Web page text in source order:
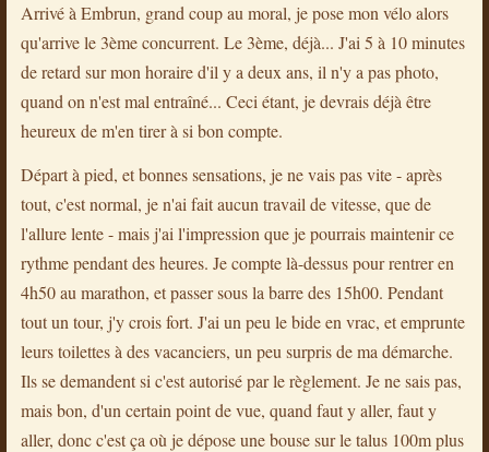
Arrivé à Embrun, grand coup au moral, je pose mon vélo alors
qu'arrive le 3ème concurrent. Le 3ème, déjà... J'ai 5 à 10 minutes
de retard sur mon horaire d'il y a deux ans, il n'y a pas photo,
quand on n'est mal entraîné... Ceci étant, je devrais déjà être
heureux de m'en tirer à si bon compte.
Départ à pied, et bonnes sensations, je ne vais pas vite - après
tout, c'est normal, je n'ai fait aucun travail de vitesse, que de
l'allure lente - mais j'ai l'impression que je pourrais maintenir ce
rythme pendant des heures. Je compte là-dessus pour rentrer en
4h50 au marathon, et passer sous la barre des 15h00. Pendant
tout un tour, j'y crois fort. J'ai un peu le bide en vrac, et emprunte
leurs toilettes à des vacanciers, un peu surpris de ma démarche.
Ils se demandent si c'est autorisé par le règlement. Je ne sais pas,
mais bon, d'un certain point de vue, quand faut y aller, faut y
aller, donc c'est ça où je dépose une bouse sur le talus 100m plus